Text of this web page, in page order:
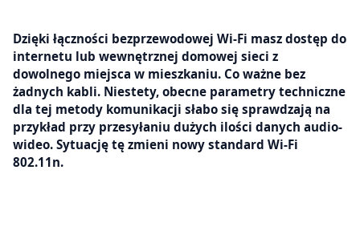
Dzięki łączności bezprzewodowej Wi-Fi masz dostęp do
internetu lub wewnętrznej domowej sieci z
dowolnego miejsca w mieszkaniu. Co ważne bez
żadnych kabli. Niestety, obecne parametry techniczne
dla tej metody komunikacji słabo się sprawdzają na
przykład przy przesyłaniu dużych ilości danych audio-
wideo. Sytuację tę zmieni nowy standard Wi-Fi
802.11n.